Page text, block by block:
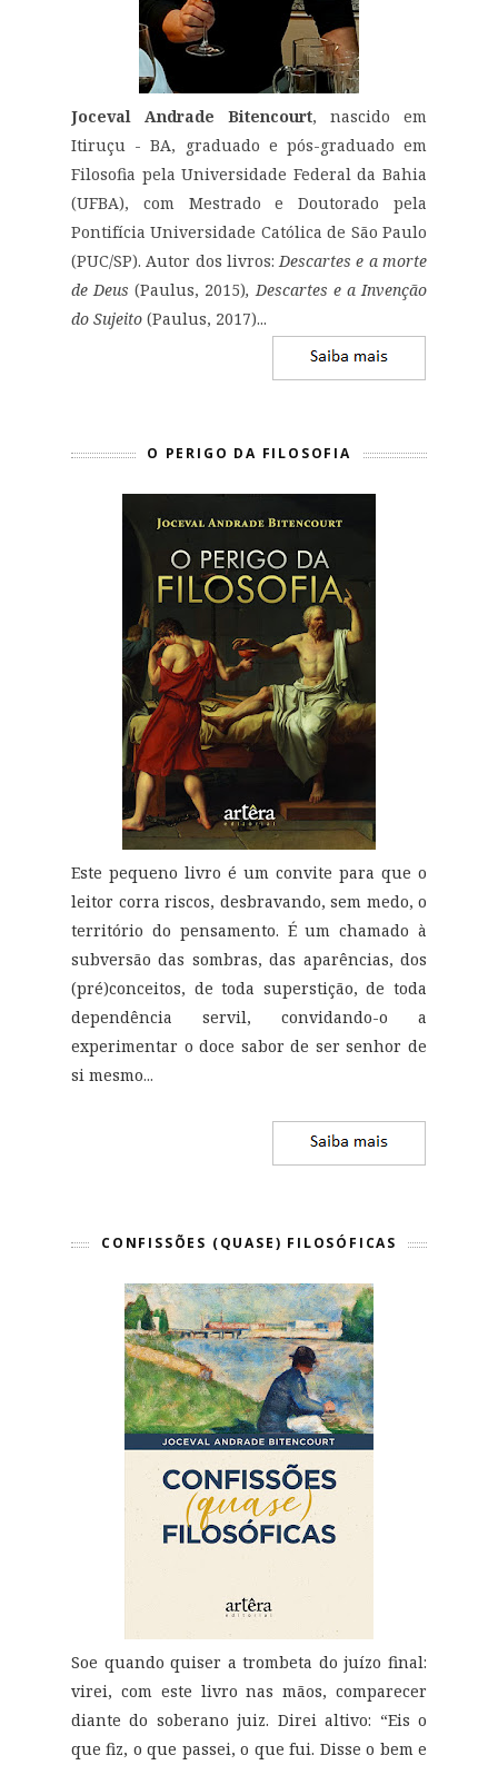
Joceval Andrade Bitencourt, nascido em
Itiruçu - BA, graduado e pós-graduado em
Filosofia pela Universidade Federal da Bahia
(UFBA), com Mestrado e Doutorado pela
Pontifícia Universidade Católica de São Paulo
(PUC/SP). Autor dos livros: Descartes e a morte
de Deus (Paulus, 2015), Descartes e a Invenção
do Sujeito (Paulus, 2017)...
O PERIGO DA FILOSOFIA
Este pequeno livro é um convite para que o
leitor corra riscos, desbravando, sem medo, o
território do pensamento. É um chamado à
subversão das sombras, das aparências, dos
(pré)conceitos, de toda superstição, de toda
dependência servil, convidando-o a
experimentar o doce sabor de ser senhor de
si mesmo...
CONFISSÕES (QUASE) FILOSÓFICAS
Soe quando quiser a trombeta do juízo final:
virei, com este livro nas mãos, comparecer
diante do soberano juiz. Direi altivo: “Eis o
que fiz, o que passei, o que fui. Disse o bem e